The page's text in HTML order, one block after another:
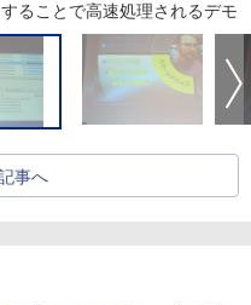
ることで高速処理されるデモ
事へ